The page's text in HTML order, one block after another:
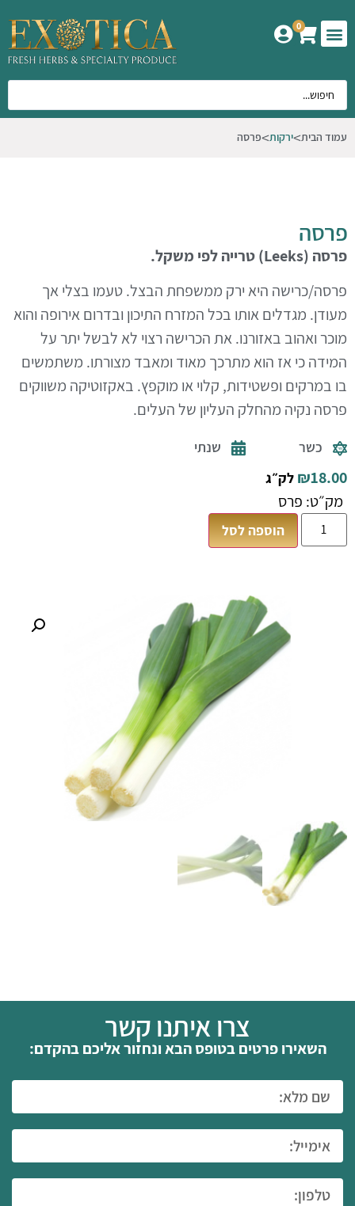
0
עמוד הבית ירקות פרסה
פרסה
פרסה (
Leeks
)טרייה לפי משקל.
פרסה/כרישה היא ירק ממשפחת הבצל. טעמו בצלי אך
מעודן. מגדלים אותו בכל המזרח התיכון ובדרום אירופה והוא
מוכר ואהוב באזורנו. את הכרישה רצוי לא לבשל יתר על
המידה כי אז הוא מתרכך מאוד ומאבד מצורתו. משתמשים
בו במרקים ופשטידות, קלוי או מוקפץ. באקזוטיקה משווקים
פרסה נקיה מהחלק העליון של העלים.
כשר שנתי
₪18.00 לק״ג
מק״ט: פרס
הוספה לסל
צרו איתנו קשר
השאירו פרטים בטופס הבא ונחזור אליכם בהקדם: